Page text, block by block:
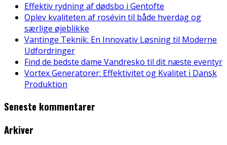
Effektiv rydning af dødsbo i Gentofte
Oplev kvaliteten af rosévin til både hverdag og
særlige øjeblikke
Vantinge Teknik: En Innovativ Løsning til Moderne
Udfordringer
Find de bedste dame Vandresko til dit næste eventyr
Vortex Generatorer: Effektivitet og Kvalitet i Dansk
Produktion
Seneste kommentarer
Arkiver